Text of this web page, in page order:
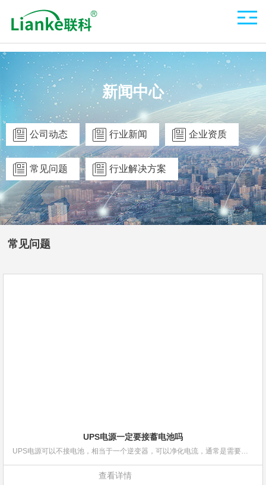
新闻中心
公司动态 行业新闻 企业资质
常见问题 行业解决方案
常见问题
UPS电源一定要接蓄电池吗
UPS电源可以不接电池，相当于一个逆变器，可以净化电流，通常是需要接电池使用或内置电池，起一个断电供
查看详情